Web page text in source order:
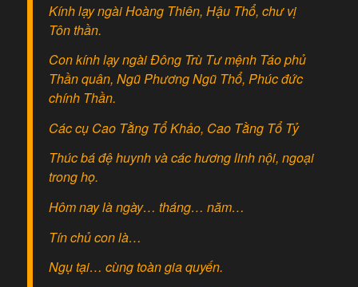
Kính lạy ngài Hoàng Thiên, Hậu Thổ, chư vị
Tôn thần.
Con kính lạy ngài Đông Trù Tư mệnh Táo phủ
Thần quân, Ngũ Phương Ngũ Thổ, Phúc đức
chính Thần.
Các cụ Cao Tằng Tổ Khảo, Cao Tằng Tổ Tỷ
Thúc bá đệ huynh và các hương linh nội, ngoại
trong họ.
Hôm nay là ngày… tháng… năm…
Tín chủ con là…
Ngụ tại… cùng toàn gia quyến.